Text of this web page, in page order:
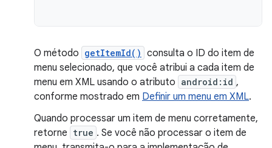
O método getItemId() consulta o ID do item de
menu selecionado, que você atribui a cada item de
menu em XML usando o atributo android:id ,
conforme mostrado em Definir um menu em XML.
Quando processar um item de menu corretamente,
retorne true . Se você não processar o item de